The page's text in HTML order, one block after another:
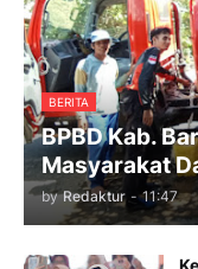
BERITA
BPBD Kab.
Masyarakat
by Redaktur - 11:47